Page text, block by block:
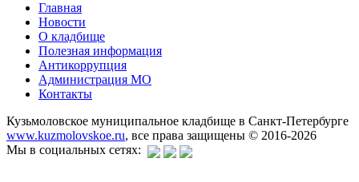
Главная
Новости
О кладбище
Полезная информация
Антикоррупция
Администрация МО
Контакты
Кузьмоловское муниципальное кладбище в Санкт-Петербурге
www.kuzmolovskoe.ru, все права защищены © 2016-2026
Мы в социальных сетях: